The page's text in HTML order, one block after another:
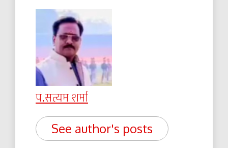
पं.सत्यम शर्मा
See author's posts